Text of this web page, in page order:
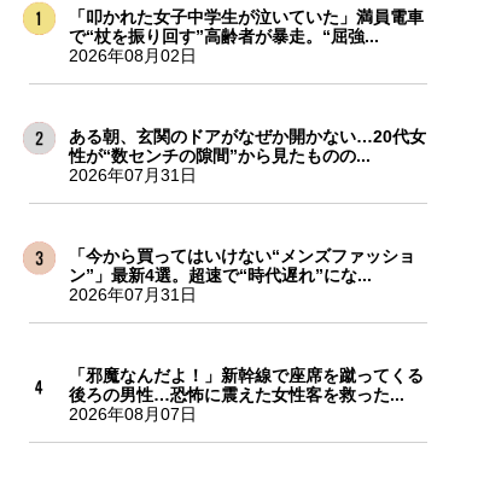
「叩かれた女子中学生が泣いていた」満員電車
で“杖を振り回す”高齢者が暴走。“屈強...
2026年08月02日
ある朝、玄関のドアがなぜか開かない…20代女
性が“数センチの隙間”から見たものの...
2026年07月31日
「今から買ってはいけない“メンズファッショ
ン”」最新4選。超速で“時代遅れ”にな...
2026年07月31日
「邪魔なんだよ！」新幹線で座席を蹴ってくる
後ろの男性…恐怖に震えた女性客を救った...
2026年08月07日